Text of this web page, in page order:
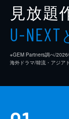
見放題
U-NEXT
※GEM Partners調べ/
海外ドラマ/韓流・アジア